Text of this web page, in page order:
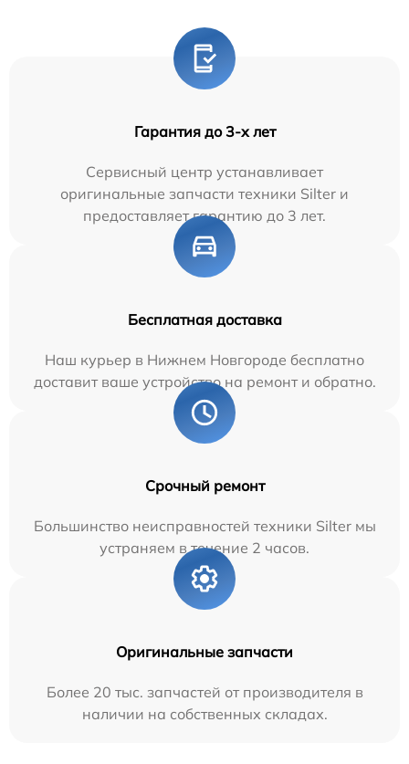
Гарантия до 3-х лет
Сервисный центр устанавливает
оригинальные запчасти техники Silter и
предоставляет гарантию до 3 лет.
Бесплатная доставка
Наш курьер в Нижнем Новгороде бесплатно
доставит ваше устройство на ремонт и обратно.
Срочный ремонт
Большинство неисправностей техники Silter мы
устраняем в течение 2 часов.
Оригинальные запчасти
Более 20 тыс. запчастей от производителя в
наличии на собственных складах.